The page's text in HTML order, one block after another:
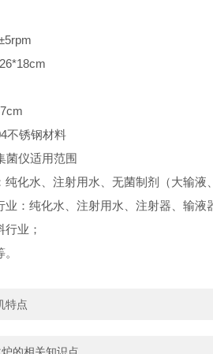
锈钢材料
仪适用范围
水、注射用水、无菌制剂（大输液
纯化水、注射用水、注射器、输液
业；
特点